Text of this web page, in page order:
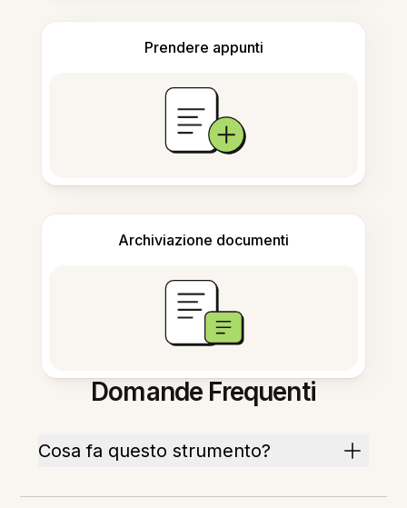
Prendere appunti
Archiviazione documenti
Domande Frequenti
Cosa fa questo strumento?